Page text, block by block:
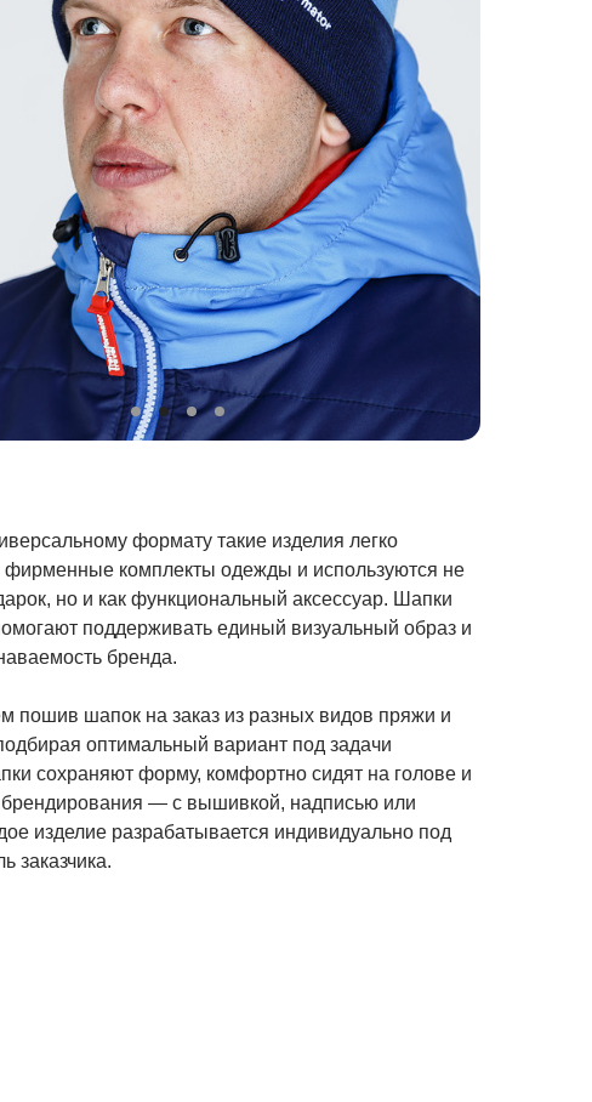
формату такие изделия легко
фирменные комплекты одежды и используются не
но и как функциональный аксессуар. Шапки
поддерживать единый визуальный образ и
бренда.
пошив шапок на заказ из разных видов пряжи и
оптимальный вариант под задачи
сохраняют форму, комфортно сидят на голове и
брендирования — с вышивкой, надписью или
изделие разрабатывается индивидуально под
заказчика.